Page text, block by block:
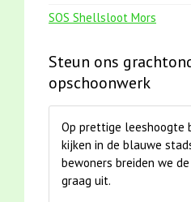
SOS Shellsloot Mors
Steun ons
opschoonwerk
Op prettige leeshoogte
kijken in de blauwe
bewoners breiden we
graag uit.